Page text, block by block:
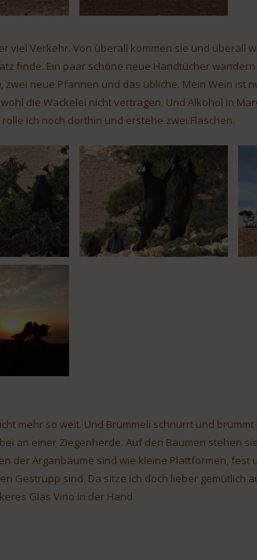
viel Verkehr. Von überall kommen sie und überall
finde. Ein paar schöne neue Handtücher
neue Pfannen und das übliche. Mein Wein ist
die Wackelei nicht vertragen. Und Alkohol in
ich noch dorthin und erstehe zwei Flaschen.
mehr so weit. Und Brummeli schnurrt und
an einer Ziegenherde. Auf den Bäumen stehen
der Arganbäume sind wie kleine Plattformen, fest
Gestrüpp sind. Da sitze ich doch lieber gemütlich
Glas Vino in der Hand.